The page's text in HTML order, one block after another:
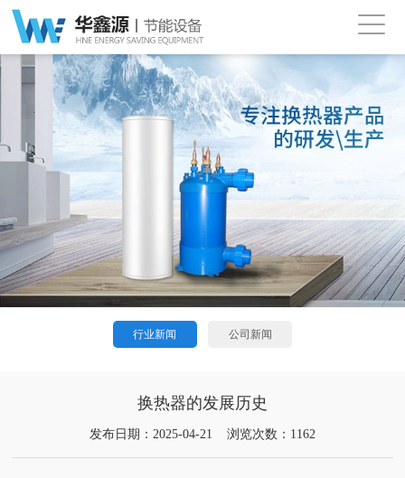
行业新闻 公司新闻
换热器的发展历史
发布日期：2025-04-21 浏览次数：1162